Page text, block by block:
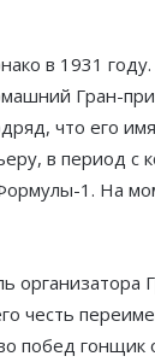
в 1931
Гран-
что его
в период с
1. На
организатора
честь
побед